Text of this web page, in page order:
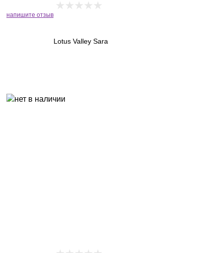
напишите отзыв
Lotus Valley Sara